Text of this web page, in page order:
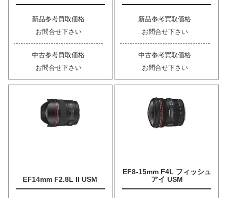
新品参考買取価格
お問合せ下さい
中古参考買取価格
お問合せ下さい
新品参考買取価格
お問合せ下さい
中古参考買取価格
お問合せ下さい
EF14mm F2.8L II USM
EF8-15mm F4L フィッシュ
アイ USM